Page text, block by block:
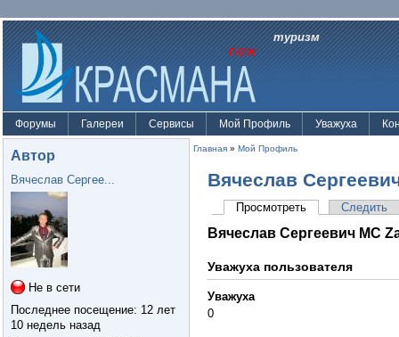
туризм
Форумы Галереи Сервисы Мой Профиль Уважуха
Автор
Вячеслав Сергее...
Не в сети
Последнее посещение: 12 лет
10 недель назад
Главная » Мой Профиль
Вячеслав
Просмотреть Следить
Вячеслав Сергеевич MC
Уважуха пользователя
Уважуха
0